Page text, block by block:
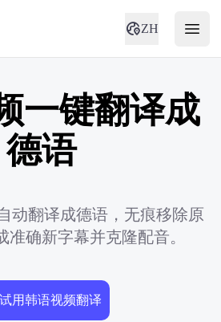
ZH
一键翻译成
德语
动翻译成德语，无痕移除原
准确新字幕并克隆配音。
用韩语视频翻译